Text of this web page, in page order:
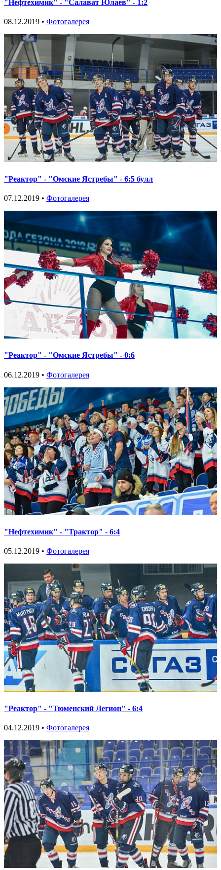
"Нефтехимик" - "Салават Юлаев" - 1:2
08.12.2019 • Фотогалерея
"Реактор" - "Омские Ястребы" - 6:5 булл
07.12.2019 • Фотогалерея
"Реактор" - "Омские Ястребы" - 0:6
06.12.2019 • Фотогалерея
"Нефтехимик" - "Трактор" - 6:4
05.12.2019 • Фотогалерея
"Реактор" - "Тюменский Легион" - 6:4
04.12.2019 • Фотогалерея